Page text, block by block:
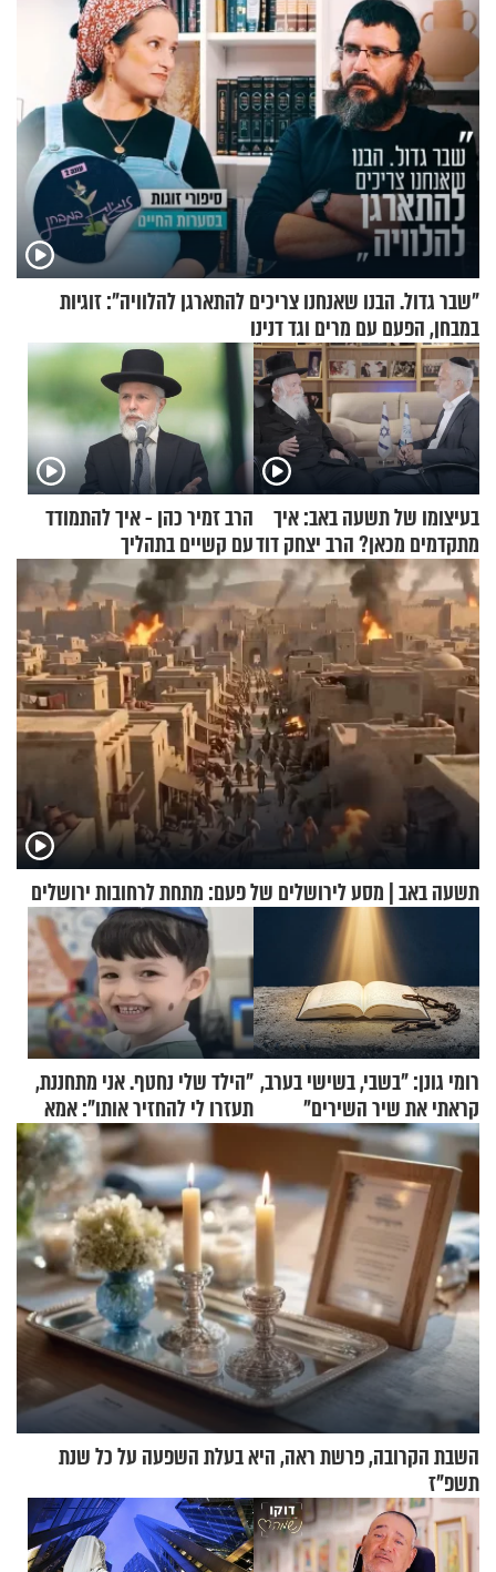
"שבר גדול. הבנו שאנחנו צריכים להתארגן להלוויה": זוגיות
במבחן, הפעם עם מרים וגד דנינו
בעיצומו של תשעה באב: איך
מתקדמים מכאן? הרב יצחק דוד
גרוסמן בשיחה מיוחדת
הרב זמיר כהן - איך להתמודד
עם קשיים בתהליך
ההתחזקות?
תשעה באב | מסע לירושלים של פעם: מתחת לרחובות ירושלים
רומי גונן: "בשבי, בשישי בערב,
קראתי את שיר השירים"
"הילד שלי נחטף. אני מתחננת,
תעזרו לי להחזיר אותו": אמא
של יובל בן ה-4 בריאיון דומע
השבת הקרובה, פרשת ראה, היא בעלת השפעה על כל שנת
תשפ"ז